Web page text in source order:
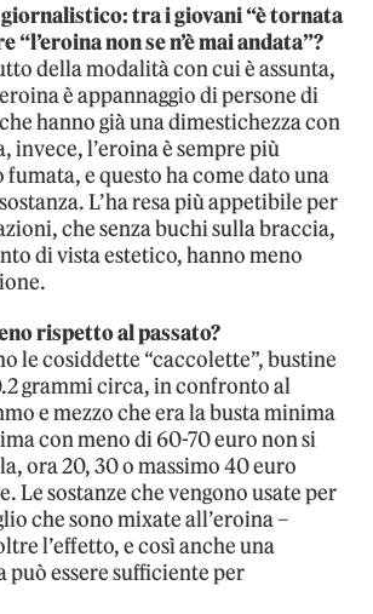
tra i giovani “è tornata
“l’eroina non se n’è maiandata”?
della modalità con cui è assunta,
è appannaggio di persone di
hanno già una dimestichezza con
invece, l’eroina è sempre più
fumata, e questo ha come dato una
L’ha resa più appetibile per
che senza buchi sulla braccia,
di vista estetico, hanno meno
rispetto al passato?
le cosiddette “caccolette”, bustine
grammi circa, in confronto al
e mezzo che era la busta minima
con meno di 60-70 euro non si
ora 20, 30 o massimo 40 euro
Le sostanze che vengono usate per
che sono mixate all’eroina –
l’effetto, e così anche una
essere sufficiente per